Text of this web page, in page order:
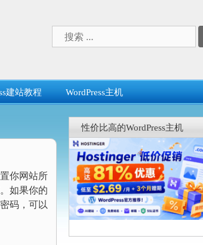
索：
建站教程 WordPress主机
你网站所
如果你的
码，可以
性价比高的WordPress主机